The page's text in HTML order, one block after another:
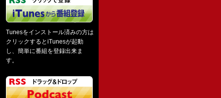
Tunesをインストール済みの方は
クリックするとiTunesが起動
し、簡単に番組を登録出来ま
す。